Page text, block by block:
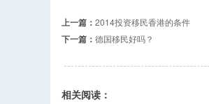
上一篇： 2014投资移民香港的条件
下一篇： 德国移民好吗？
相关阅读：